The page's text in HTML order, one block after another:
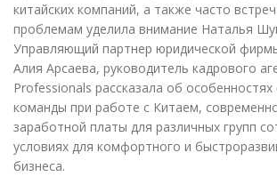
китайских компаний, а также часто
проблемам уделила внимание Наталья
Управляющий партнер юридической
Алия Арсаева, руководитель кадрового
Professionals рассказала об
команды при работе с Китаем,
заработной платы для различных групп
условиях для комфортного и
бизнеса.